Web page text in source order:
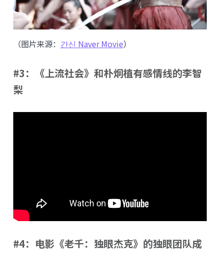
（图片来源： 간신 Naver Movie）
#3：《上流社会》和朴炯植有感情线的李智
梨
#4：电影《老千：独眼杰克》的独眼团队成